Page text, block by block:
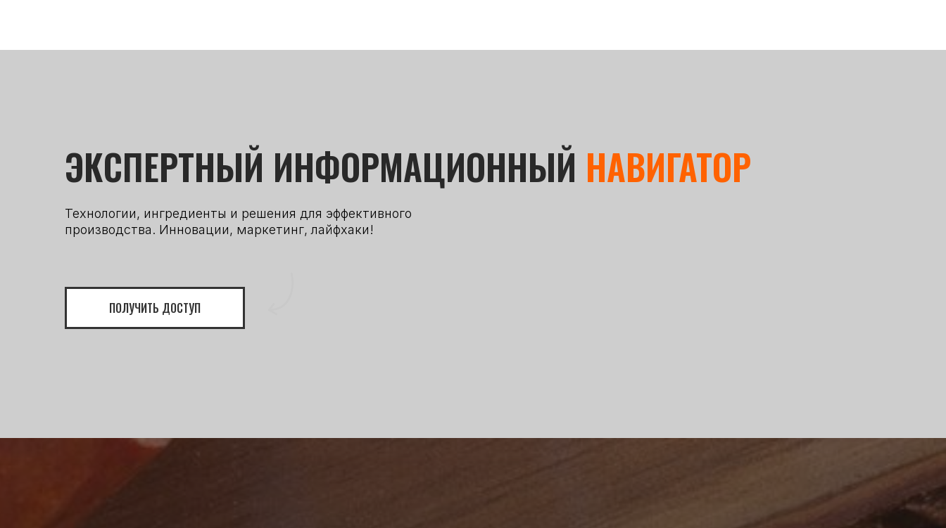
кондитерских оттенков
фермерском стиле, колбас с
ЭКСПЕРТНЫЙ ИНФОРМАЦИОННЫЙ НАВИГАТОР
Технологии, ингредиенты и решения для эффективного
производства. Инновации, маркетинг, лайфхаки!
ПОЛУЧИТЬ ДОСТУП